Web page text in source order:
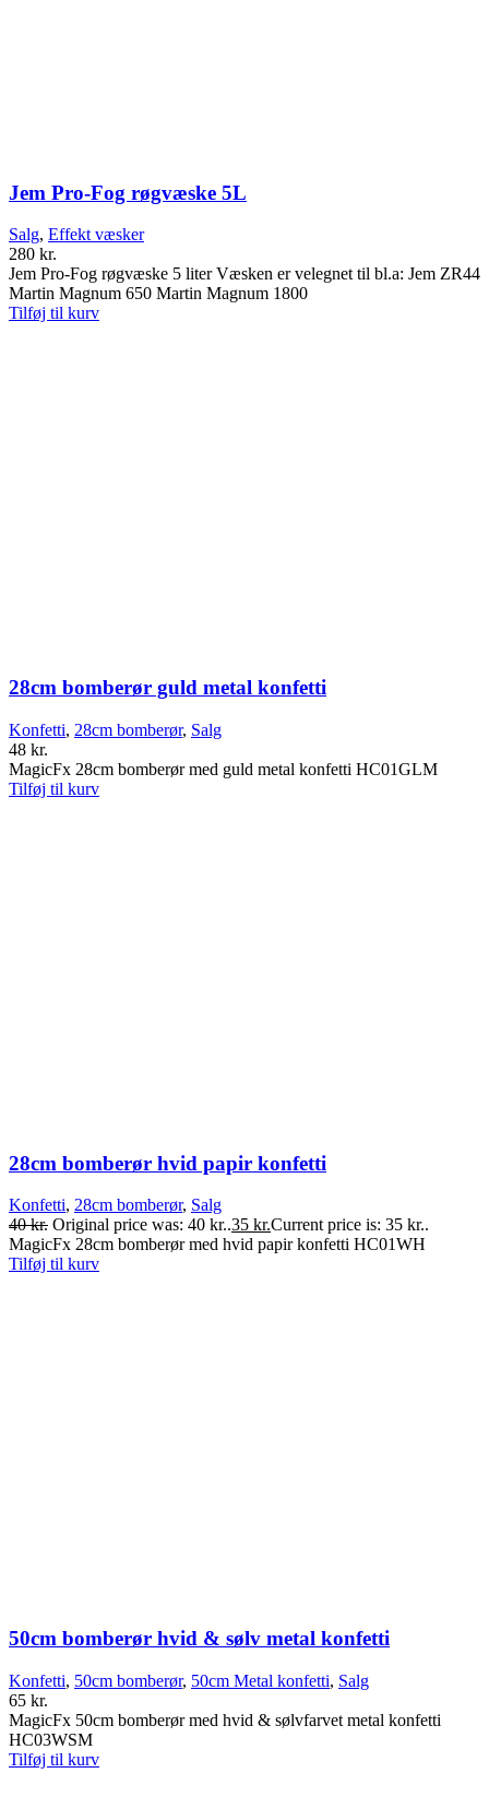
Jem Pro-Fog røgvæske 5L
Salg, Effekt væsker
280 kr.
Jem Pro-Fog røgvæske 5 liter Væsken er velegnet til bl.a: Jem ZR44
Martin Magnum 650 Martin Magnum 1800
Tilføj til kurv
28cm bomberør guld metal konfetti
Konfetti, 28cm bomberør, Salg
48 kr.
MagicFx 28cm bomberør med guld metal konfetti HC01GLM
Tilføj til kurv
28cm bomberør hvid papir konfetti
Konfetti, 28cm bomberør, Salg
40kr. Original price was: 40 kr..35 kr.Current price is: 35 kr..
MagicFx 28cm bomberør med hvid papir konfetti HC01WH
Tilføj til kurv
50cm bomberør hvid & sølv metal konfetti
Konfetti, 50cm bomberør, 50cm Metal konfetti, Salg
65 kr.
MagicFx 50cm bomberør med hvid & sølvfarvet metal konfetti
HC03WSM
Tilføj til kurv